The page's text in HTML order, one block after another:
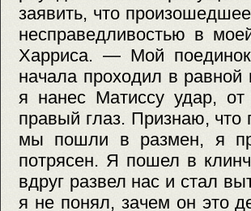
заявить, что
несправедливостью в
Харриса. — Мой
начала проходил в
я нанес Матиссу удар, от
правый глаз. Признаю, что
мы пошли в размен, я
потрясен. Я пошел в
вдруг развел нас и стал
я не понял, зачем он это